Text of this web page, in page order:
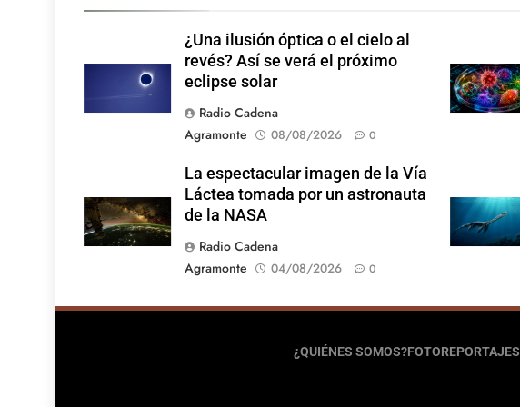
¿Una ilusión óptica o el cielo al
revés? Así se verá el próximo
eclipse solar
Radio Cadena
Agramonte
08/08/2026 0
La espectacular imagen de la Vía
Láctea tomada por un astronauta
de la NASA
Radio Cadena
Agramonte
04/08/2026 0
¿QUIÉNES SOMOS?FOTOREPORTAJES